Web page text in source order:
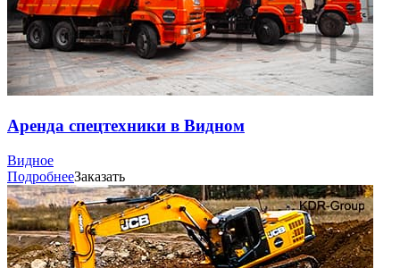
Аренда спецтехники в Видном
Видное
ПодробнееЗаказать